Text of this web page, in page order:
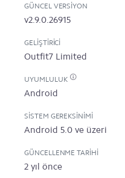
GÜNCEL VERSIYON
v2.9.0.26915
GELIŞTIRICI
Outfit7 Limited
UYUMLULUK
Android
SISTEM GEREKSINIMI
Android 5.0 ve üzeri
GÜNCELLENME TARIHI
2 yıl önce